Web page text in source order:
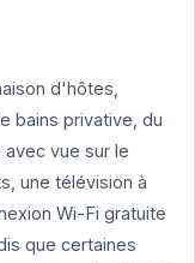
d'hôtes,
bains privative, du
vue sur le
une télévision à
Wi-Fi gratuite
que certaines